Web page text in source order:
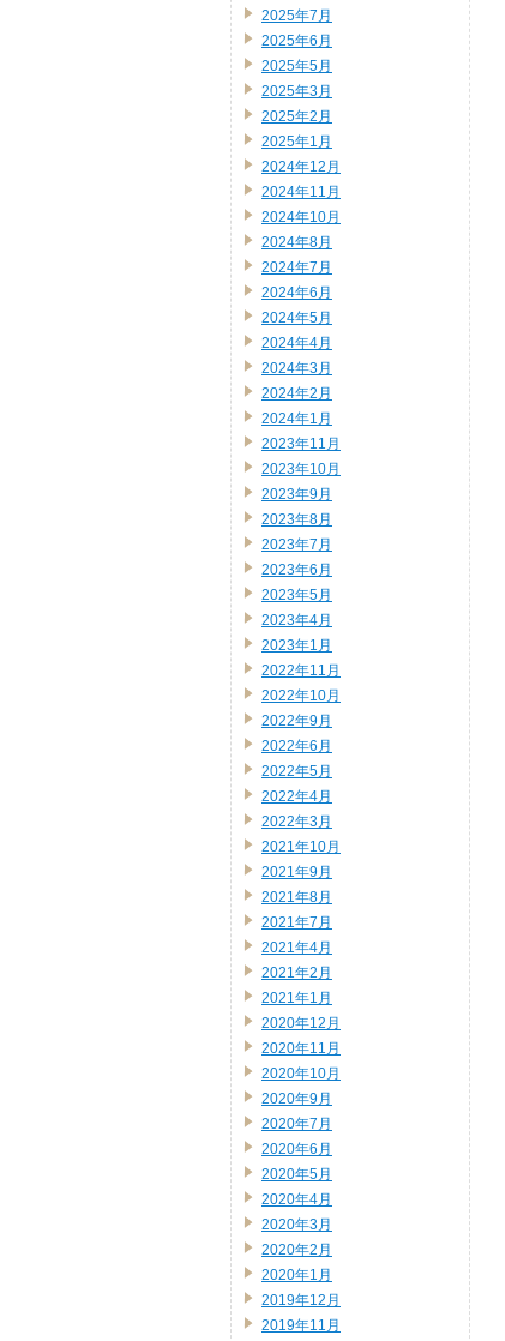
2025年7月
2025年6月
2025年5月
2025年3月
2025年2月
2025年1月
2024年12月
2024年11月
2024年10月
2024年8月
2024年7月
2024年6月
2024年5月
2024年4月
2024年3月
2024年2月
2024年1月
2023年11月
2023年10月
2023年9月
2023年8月
2023年7月
2023年6月
2023年5月
2023年4月
2023年1月
2022年11月
2022年10月
2022年9月
2022年6月
2022年5月
2022年4月
2022年3月
2021年10月
2021年9月
2021年8月
2021年7月
2021年4月
2021年2月
2021年1月
2020年12月
2020年11月
2020年10月
2020年9月
2020年7月
2020年6月
2020年5月
2020年4月
2020年3月
2020年2月
2020年1月
2019年12月
2019年11月